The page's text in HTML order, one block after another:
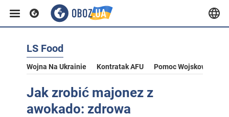
LS Food
Wojna Na Ukrainie Kontratak AFU Pomoc Wojskowa Dla
Jak zrobić majonez z
awokado: zdrowa